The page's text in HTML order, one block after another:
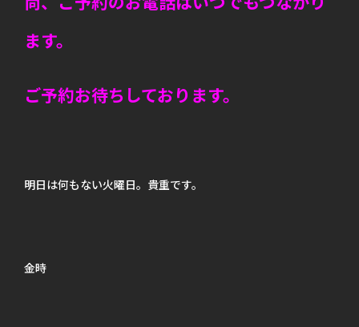
ます。
ご予約お待ちしております。
明日は何もない火曜日。貴重です。
金時